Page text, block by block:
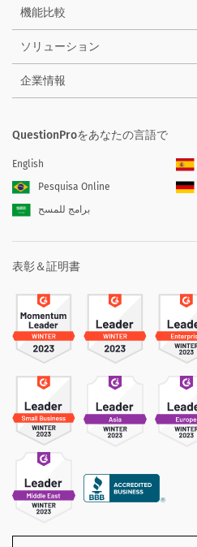
機能比較
ソリューション
企業情報
QuestionProをあなたの言語で
English
Pesquisa Online
برامج للمسح
表彰＆証明書